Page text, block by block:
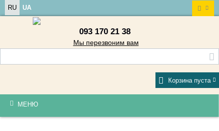
RU UA
093 170 21 38
Мы перезвоним вам
Корзина пуста
МЕНЮ